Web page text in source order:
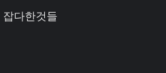
잡다한것들